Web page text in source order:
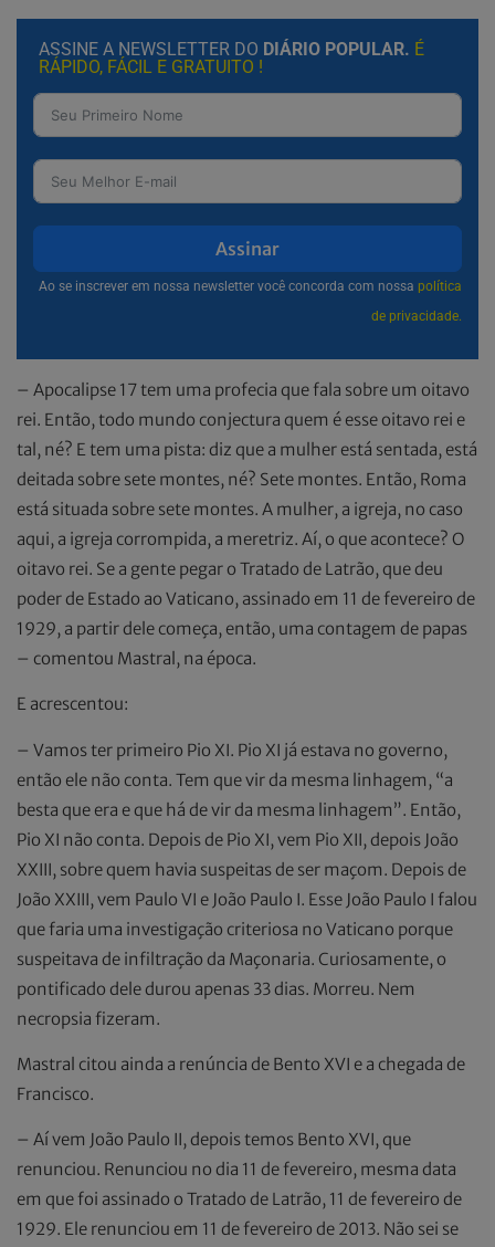
ASSINE A NEWSLETTER DO DIÁRIO POPULAR. É
RÁPIDO, FÁCIL E GRATUITO !
Assinar
Ao se inscrever em nossa newsletter você concorda com nossa política
de privacidade.
– Apocalipse 17 tem uma profecia que fala sobre um oitavo
rei. Então, todo mundo conjectura quem é esse oitavo rei e
tal, né? E tem uma pista: diz que a mulher está sentada, está
deitada sobre sete montes, né? Sete montes. Então, Roma
está situada sobre sete montes. A mulher, a igreja, no caso
aqui, a igreja corrompida, a meretriz. Aí, o que acontece? O
oitavo rei. Se a gente pegar o Tratado de Latrão, que deu
poder de Estado ao Vaticano, assinado em 11 de fevereiro de
1929, a partir dele começa, então, uma contagem de papas
– comentou Mastral, na época.
E acrescentou:
– Vamos ter primeiro Pio XI. Pio XI já estava no governo,
então ele não conta. Tem que vir da mesma linhagem, “a
besta que era e que há de vir da mesma linhagem”. Então,
Pio XI não conta. Depois de Pio XI, vem Pio XII, depois João
XXIII, sobre quem havia suspeitas de ser maçom. Depois de
João XXIII, vem Paulo VI e João Paulo I. Esse João Paulo I falou
que faria uma investigação criteriosa no Vaticano porque
suspeitava de infiltração da Maçonaria. Curiosamente, o
pontificado dele durou apenas 33 dias. Morreu. Nem
necropsia fizeram.
Mastral citou ainda a renúncia de Bento XVI e a chegada de
Francisco.
– Aí vem João Paulo II, depois temos Bento XVI, que
renunciou. Renunciou no dia 11 de fevereiro, mesma data
em que foi assinado o Tratado de Latrão, 11 de fevereiro de
1929. Ele renunciou em 11 de fevereiro de 2013. Não sei se